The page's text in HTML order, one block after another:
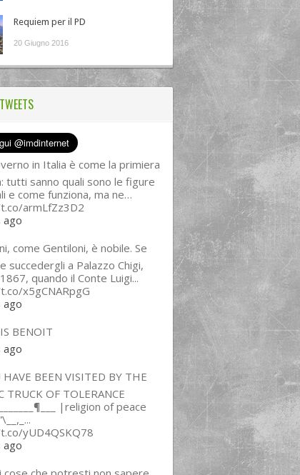
Requiem per il PD
20 Giugno 2016
in Italia è come la primiera
tutti sanno quali sono le figure
e come funziona, ma ne…
armLfZz3D2
ago
come Gentiloni, è nobile. Se
succedergli a Palazzo Chigi,
quando il Conte Luigi...
x5gCNARpgG
ago
BENOIT
ago
HAVE BEEN VISITED BY THE
TRUCK OF TOLERANCE
|religion of peace
yUD4QSKQ78
ago